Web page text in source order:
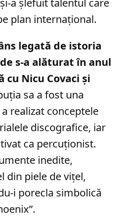
a șlefuit talentul care
plan internațional.
legată de istoria
s-a alăturat în anul
cu Nicu Covaci și
sa a fost una
realizat conceptele
discografice, iar
ca percuționist.
inedite,
din piele de vițel,
i porecla simbolică